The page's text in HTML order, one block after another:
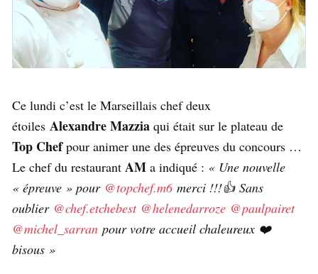
Ce lundi c’est le Marseillais chef deux
étoiles Alexandre Mazzia qui était sur le plateau de
Top Chefpour animer une des épreuves du concours …
Le chef du restaurant AM a indiqué : « Une nouvelle
« épreuve » pour @topchef.m6merci !!!👍 Sans
oublier @chef.etchebest @helenedarroze @paulpairet
@michel_sarran pour votre accueil chaleureux ❤️
bisous »